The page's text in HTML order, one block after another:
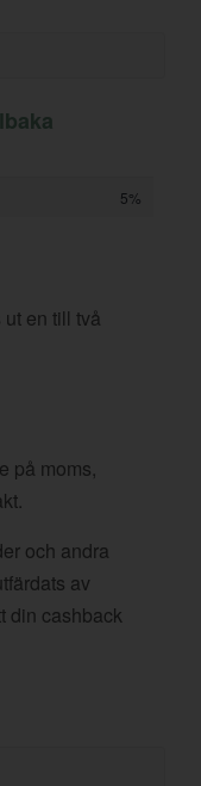
5%
en till två
på moms,
och andra
av
din cashback